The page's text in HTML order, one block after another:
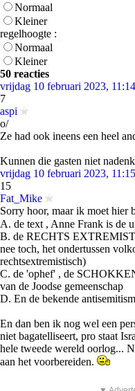
Normaal
Kleiner
regelhoogte :
Normaal
Kleiner
50 reacties
vrijdag 10 februari 2023,
7
aspi
o/
Ze had ook ineens een heel
Kunnen die gasten niet
vrijdag 10 februari 2023,
15
Fat_Mike
Sorry hoor, maar ik moet hier
A. de text , Anne Frank is de
B. de RECHTS
nee toch, het ondertussen
rechtsextremistisch)
C. de 'ophef' , de
van de Joodse gemeenschap
D. En de bekende
En dan ben ik nog wel een
niet bagatelliseert, pro staat
hele tweede wereld oorlog...
aan het voorbereiden.